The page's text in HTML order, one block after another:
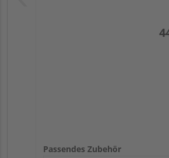
Passendes Zubehör